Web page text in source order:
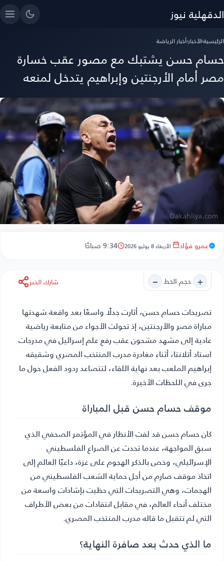
الدقهلية نيوز
الرئيسية›الأخبار›أخبار الرياضة
حسام حسن يشتبك مع مصور عقب خسارة
مصر أمام الأرجنتين وإبراهيم يتدخل لمنعه
عمرو فؤاد الأربعاء 8 يوليو 2026 9:34 صباحًا
+ حجم الخط − شارك الخبر
تصريحات حسام حسن،أثارت جدلًا واسعًا بعد واقعة شهدتها
مباراة مصر والأرجنتين، إذ تحولت الأجواء من متابعة رياضية
عادية إلى مشهد مشحون عقب رفع علم إسرائيل في مدرجات
استاد أتلانتا، أثناء مغادرة مدرب المنتخب المصري وشقيقه
إبراهيم الملعب بعد نهاية اللقاء، لتتصاعد ردود الفعل حول ما
جرى في اللحظات الأخيرة.
موقف حسام حسن قبل المباراة
كان حسام حسن قد لفت الأنظار في المؤتمر الصحفي الذي
سبق المواجهة، عندما تحدث عن الصراع الفلسطيني
الإسرائيلي، وخص بالذكر الهجوم على غزة، داعيًا العالم إلى
اتخاذ موقف صارم من أجل حماية الشعب الفلسطيني من
الهجمات، وهي التصريحات التي حظيت بإشادات واسعة من
مختلف أنحاء العالم، في مقابل انتقادات من بعض الأطراف
التي لم تتقبل ما قاله مدرب المنتخب المصري.
ما الذي حدث بعد صافرة النهاية؟